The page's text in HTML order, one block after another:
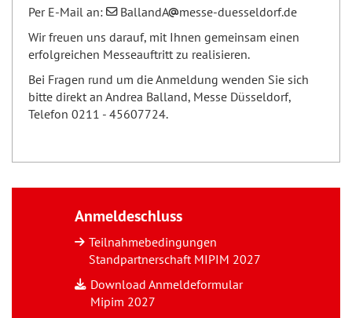
Per E-Mail an: BallandA
messe-duesseldorf.de
Wir freuen uns darauf, mit Ihnen gemeinsam einen
erfolgreichen Messeauftritt zu realisieren.
Bei Fragen rund um die Anmeldung wenden Sie sich
bitte direkt an Andrea Balland, Messe Düsseldorf,
Telefon 0211 - 45607724.
Anmeldeschluss
Teilnahmebedingungen
Standpartnerschaft MIPIM 2027
Download Anmeldeformular
Mipim 2027